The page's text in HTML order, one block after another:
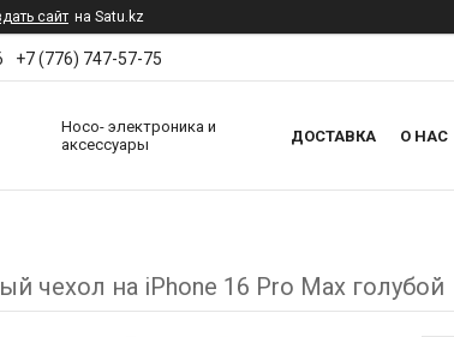
сайт на Satu.kz
+7 (776) 747-57-75
Hoco- электроника и
аксессуары
ДОСТАВКА О НАС
чехол на iPhone 16 Pro Max голубой